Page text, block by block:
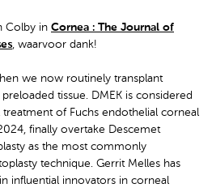
Colby in Cornea : The Journal of
, waarvoor dank!
we now routinely transplant
tissue. DMEK is considered
of Fuchs endothelial corneal
finally overtake Descemet
as the most commonly
technique. Gerrit Melles has
influential innovators in corneal